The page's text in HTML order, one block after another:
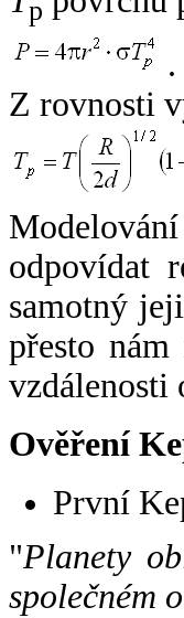
p
.
Z rovnosti
odpovídat
samotný
přesto
vzdálenosti
Ověření
První
"Planety
společném